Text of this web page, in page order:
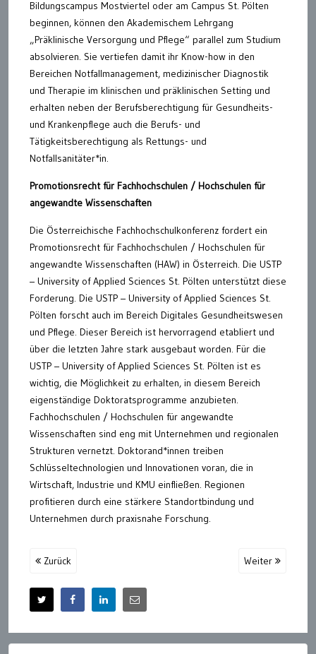
Bildungscampus Mostviertel oder am Campus St. Pölten
beginnen, können den Akademischem Lehrgang
„Präklinische Versorgung und Pflege“ parallel zum Studium
absolvieren. Sie vertiefen damit ihr Know-how in den
Bereichen Notfallmanagement, medizinischer Diagnostik
und Therapie im klinischen und präklinischen Setting und
erhalten neben der Berufsberechtigung für Gesundheits-
und Krankenpflege auch die Berufs- und
Tätigkeitsberechtigung als Rettungs- und
Notfallsanitäter*in.
Promotionsrecht für Fachhochschulen / Hochschulen für
angewandte Wissenschaften
Die Österreichische Fachhochschulkonferenz fordert ein
Promotionsrecht für Fachhochschulen / Hochschulen für
angewandte Wissenschaften (HAW) in Österreich. Die USTP
– University of Applied Sciences St. Pölten unterstützt diese
Forderung. Die USTP – University of Applied Sciences St.
Pölten forscht auch im Bereich Digitales Gesundheitswesen
und Pflege. Dieser Bereich ist hervorragend etabliert und
über die letzten Jahre stark ausgebaut worden. Für die
USTP – University of Applied Sciences St. Pölten ist es
wichtig, die Möglichkeit zu erhalten, in diesem Bereich
eigenständige Doktoratsprogramme anzubieten.
Fachhochschulen / Hochschulen für angewandte
Wissenschaften sind eng mit Unternehmen und regionalen
Strukturen vernetzt. Doktorand*innen treiben
Schlüsseltechnologien und Innovationen voran, die in
Wirtschaft, Industrie und KMU einfließen. Regionen
profitieren durch eine stärkere Standortbindung und
Unternehmen durch praxisnahe Forschung.
Zurück Weiter